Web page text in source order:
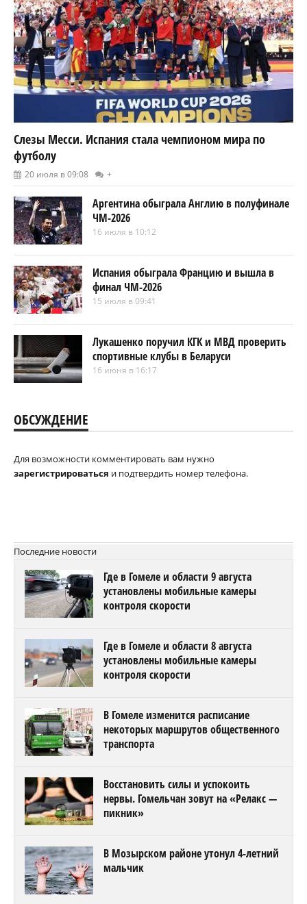
Слезы Месси. Испания стала чемпионом мира по
футболу
20 июля в 09:08 +
Аргентина обыграла Англию в полуфинале
ЧМ-2026
16 июля в 10:12
Испания обыграла Францию и вышла в
финал ЧМ-2026
15 июля в 09:41
Лукашенко поручил КГК и МВД проверить
спортивные клубы в Беларуси
16 июня в 16:17
ОБСУЖДЕНИЕ
Для возможности комментировать вам нужно
зарегистрироваться и подтвердить номер телефона.
Последние новости
Где в Гомеле и области 9 августа
установлены мобильные камеры
контроля скорости
Где в Гомеле и области 8 августа
установлены мобильные камеры
контроля скорости
В Гомеле изменится расписание
некоторых маршрутов общественного
транспорта
Восстановить силы и успокоить
нервы. Гомельчан зовут на «Релакс —
пикник»
В Мозырском районе утонул 4-летний
мальчик